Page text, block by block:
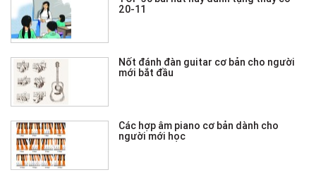
20-11
Nốt đánh đàn guitar cơ bản cho người
mới bắt đầu
Các hợp âm piano cơ bản dành cho
người mới học